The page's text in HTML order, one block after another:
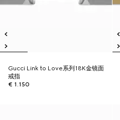
Gucci Link to Love系列18K金镜面
戒指
€ 1.150